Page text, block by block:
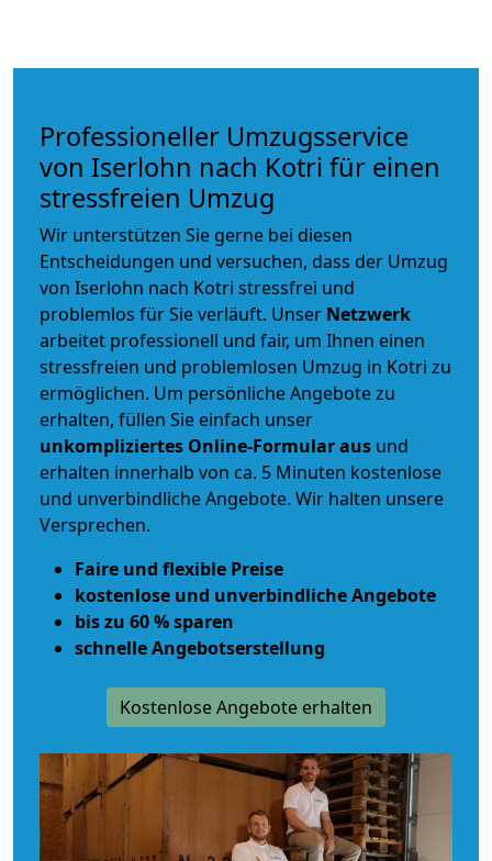
Professioneller Umzugsservice
von Iserlohn nach Kotri für einen
stressfreien Umzug
Wir unterstützen Sie gerne bei diesen
Entscheidungen und versuchen, dass der Umzug
von Iserlohn nach Kotri stressfrei und
problemlos für Sie verläuft. Unser Netzwerk
arbeitet professionell und fair, um Ihnen einen
stressfreien und problemlosen Umzug in Kotri zu
ermöglichen. Um persönliche Angebote zu
erhalten, füllen Sie einfach unser
unkompliziertes Online-Formular aus und
erhalten innerhalb von ca. 5 Minuten kostenlose
und unverbindliche Angebote. Wir halten unsere
Versprechen.
Faire und flexible Preise
kostenlose und unverbindliche Angebote
bis zu 60 % sparen
schnelle Angebotserstellung
Kostenlose Angebote erhalten